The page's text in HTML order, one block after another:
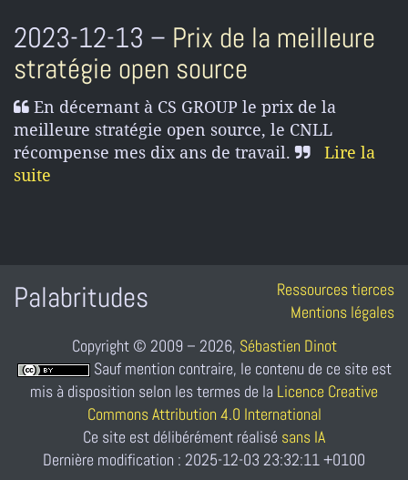
2023-12-13 – Prix de la meilleure
stratégie open source
En décernant à CS GROUP le prix de la
meilleure stratégie open source, le CNLL
récompense mes dix ans de travail.
Lire la
suite
Palabritudes
Ressources tierces
Mentions légales
Copyright © 2009 – 2026, Sébastien Dinot
Sauf mention contraire, le contenu de ce site est
mis à disposition selon les termes de la Licence Creative
Commons Attribution 4.0 International
Ce site est délibérément réalisé sans IA
Dernière modification : 2025-12-03 23:32:11 +0100